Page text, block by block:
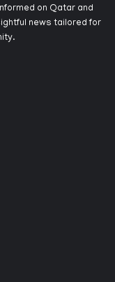
on Qatar and
news tailored for